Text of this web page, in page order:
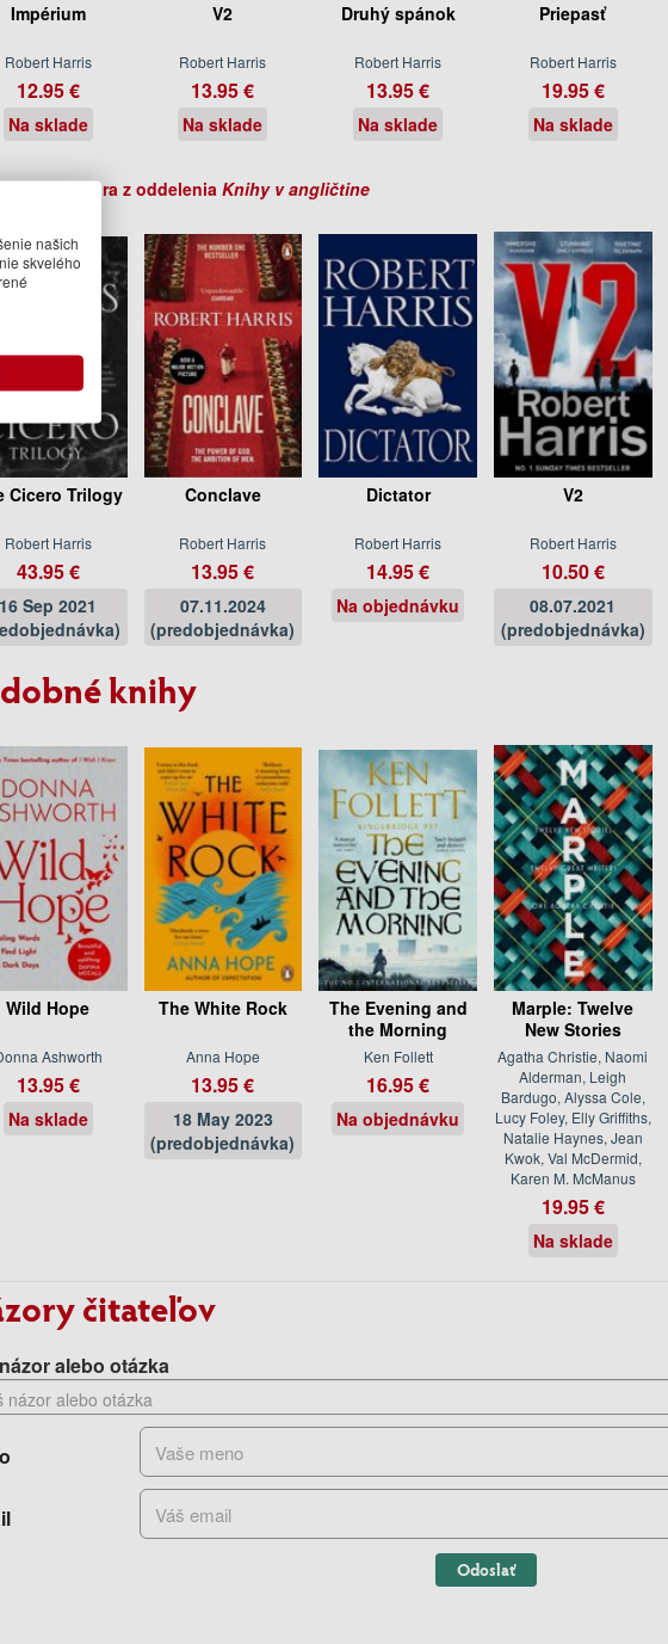
Impérium
Robert Harris
12.95 €
Na sklade
V2
Robert Harris
13.95 €
Na sklade
Druhý spánok
Robert Harris
13.95 €
Na sklade
Priepasť
Robert Harris
19.95 €
Na sklade
knihy autora z oddelenia Knihy v angličtine
Cicero Trilogy
Robert Harris
43.95 €
16 Sep 2021
Conclave
Robert Harris
13.95 €
07.11.2024
(predobjednávka)
Dictator
Robert Harris
14.95 €
Na objednávku
V2
Robert Harris
10.50 €
08.07.2021
(predobjednávka)
knihy
Wild Hope
Ashworth
13.95 €
Na sklade
The White Rock
Anna Hope
13.95 €
18 May 2023
(predobjednávka)
The Evening and
the Morning
Ken Follett
16.95 €
Na objednávku
Marple: Twelve
New Stories
Agatha Christie, Naomi
Alderman, Leigh
Bardugo, Alyssa Cole,
Lucy Foley, Elly Griffiths,
Natalie Haynes, Jean
Kwok, Val McDermid,
Karen M. McManus
19.95 €
Na sklade
čitateľov
alebo otázka
Odoslať
našich
skvelého